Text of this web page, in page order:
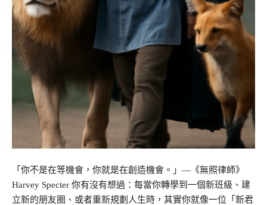
「你不是在等機會，你就是在創造機會。」—《無照律師》
Harvey Specter 你有沒有想過：每當你轉學到一個新班級、建
立新的朋友圈、或者重新規劃人生時，其實你就像一位「新君